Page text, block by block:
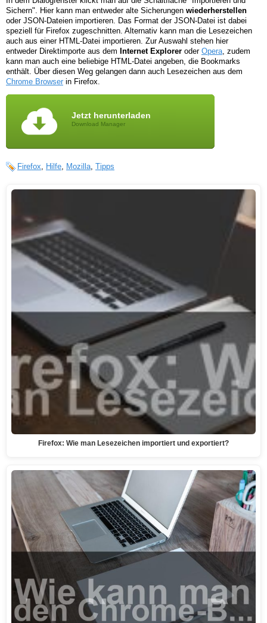
Sichern". Hier kann man entweder alte Sicherungen wiederherstellen
oder JSON-Dateien importieren. Das Format der JSON-Datei ist dabei
speziell für Firefox zugeschnitten. Alternativ kann man die Lesezeichen
auch aus einer HTML-Datei importieren. Zur Auswahl stehen hier
entweder Direktimporte aus dem Internet Explorer oder Opera, zudem
kann man auch eine beliebige HTML-Datei angeben, die Bookmarks
enthält. Über diesen Weg gelangen dann auch Lesezeichen aus dem
Chrome Browser in Firefox.
Jetzt herunterladen
Download Manager
Firefox, Hilfe, Mozilla, Tipps
Firefox: Wie man Lesezeichen importiert und exportiert?